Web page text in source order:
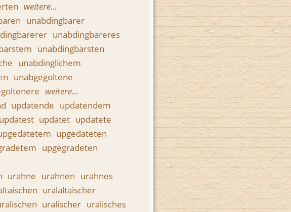
weitere…
unabdingbarer
unabdingbareres
unabdingbarsten
unabdinglichem
unabgegoltene
weitere…
updatende updatendem
updatest updatet updatete
upgedateten
upgegradeten
urahne urahnen urahnes
uralaltaischer
uralischer uralisches